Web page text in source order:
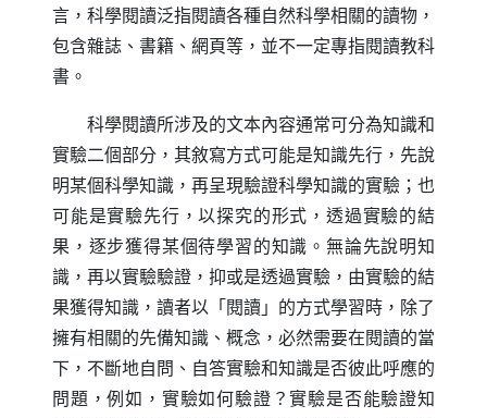
言，科學閱讀泛指閱讀各種自然科學相關的讀物，
包含雜誌、書籍、網頁等，並不一定專指閱讀教科
書。
科學閱讀所涉及的文本內容通常可分為知識和
實驗二個部分，其敘寫方式可能是知識先行，先說
明某個科學知識，再呈現驗證科學知識的實驗；也
可能是實驗先行，以探究的形式，透過實驗的結
果，逐步獲得某個待學習的知識。無論先說明知
識，再以實驗驗證，抑或是透過實驗，由實驗的結
果獲得知識，讀者以「閱讀」的方式學習時，除了
擁有相關的先備知識、概念，必然需要在閱讀的當
下，不斷地自問、自答實驗和知識是否彼此呼應的
問題，例如，實驗如何驗證？實驗是否能驗證知